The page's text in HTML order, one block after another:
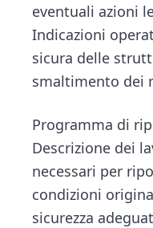
eventuali azioni
Indicazioni
sicura delle
smaltimento dei
Programma di
Descrizione dei
necessari per
condizioni
sicurezza